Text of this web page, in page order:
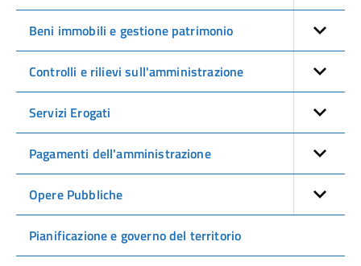
Beni immobili e gestione patrimonio
Controlli e rilievi sull'amministrazione
Servizi Erogati
Pagamenti dell'amministrazione
Opere Pubbliche
Pianificazione e governo del territorio